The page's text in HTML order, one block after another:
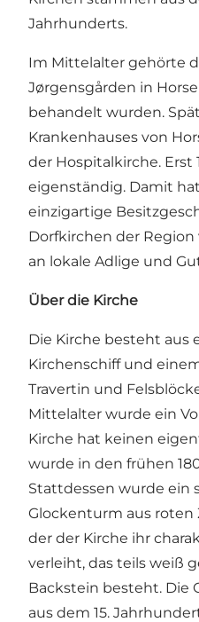
Jahrhunderts.
Im Mittelalter gehörte
Jørgensgården in
behandelt wurden.
Krankenhauses von
der Hospitalkirche. Erst
eigenständig. Damit
einzigartige
Dorfkirchen der
an lokale Adlige und
Über die Kirche
Die Kirche besteht aus
Kirchenschiff und
Travertin und
Mittelalter wurde ein
Kirche hat keinen
wurde in den frühen
Stattdessen wurde ein
Glockenturm aus
der der Kirche ihr
verleiht, das teils weiß
Backstein besteht. Die
aus dem 15.